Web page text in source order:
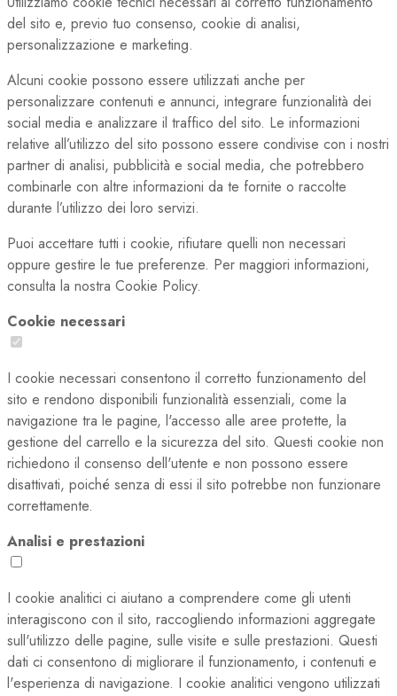
del sito e, previo tuo consenso, cookie di analisi,
personalizzazione e marketing.
Alcuni cookie possono essere utilizzati anche per
personalizzare contenuti e annunci, integrare funzionalità dei
social media e analizzare il traffico del sito. Le informazioni
relative all’utilizzo del sito possono essere condivise con i nostri
partner di analisi, pubblicità e social media, che potrebbero
combinarle con altre informazioni da te fornite o raccolte
durante l’utilizzo dei loro servizi.
Puoi accettare tutti i cookie, rifiutare quelli non necessari
oppure gestire le tue preferenze. Per maggiori informazioni,
consulta la nostra Cookie Policy.
Cookie necessari
I cookie necessari consentono il corretto funzionamento del
sito e rendono disponibili funzionalità essenziali, come la
navigazione tra le pagine, l'accesso alle aree protette, la
gestione del carrello e la sicurezza del sito. Questi cookie non
richiedono il consenso dell'utente e non possono essere
disattivati, poiché senza di essi il sito potrebbe non funzionare
correttamente.
Analisi e prestazioni
I cookie analitici ci aiutano a comprendere come gli utenti
interagiscono con il sito, raccogliendo informazioni aggregate
sull'utilizzo delle pagine, sulle visite e sulle prestazioni. Questi
dati ci consentono di migliorare il funzionamento, i contenuti e
l'esperienza di navigazione. I cookie analitici vengono utilizzati